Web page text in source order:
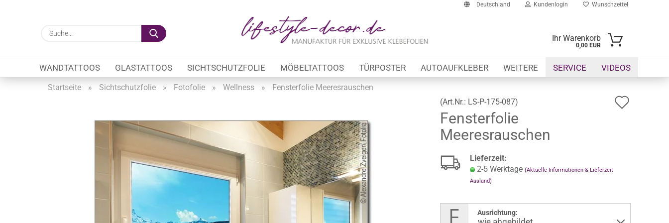
Deutschland
Lieferland
Kundenlogin
E-Mail
Passwort
Konto erstellen
Wunschzettel
Suche...
Ihr Warenkorb
0,00 EUR
WANDTATTOOS GLASTATTOOS SICHTSCHUTZFOLIE MÖBELTATTOOS TÜRPOSTER AUTOAUFKLEBER SERVICE VIDEOS
WEITERE
Firmenlogo
Fahrzeugwerbung
Schaufensterbeschriftung
Öffnungszeiten
Sichtschutzfolien Gewerbe
Glasbeschriftung
Glasmotive
Durchlaufschutz
Startseite » Sichtschutzfolie » Fotofolie » Wellness »
Fensterfolie Meeresrauschen
(Art.Nr.: LS-P-175-087)
Fensterfolie
Meeresrauschen
Lieferzeit:
2-5 Werktage (Aktuelle Informationen & Lieferzeit
Ausland)
Ausrichtung: